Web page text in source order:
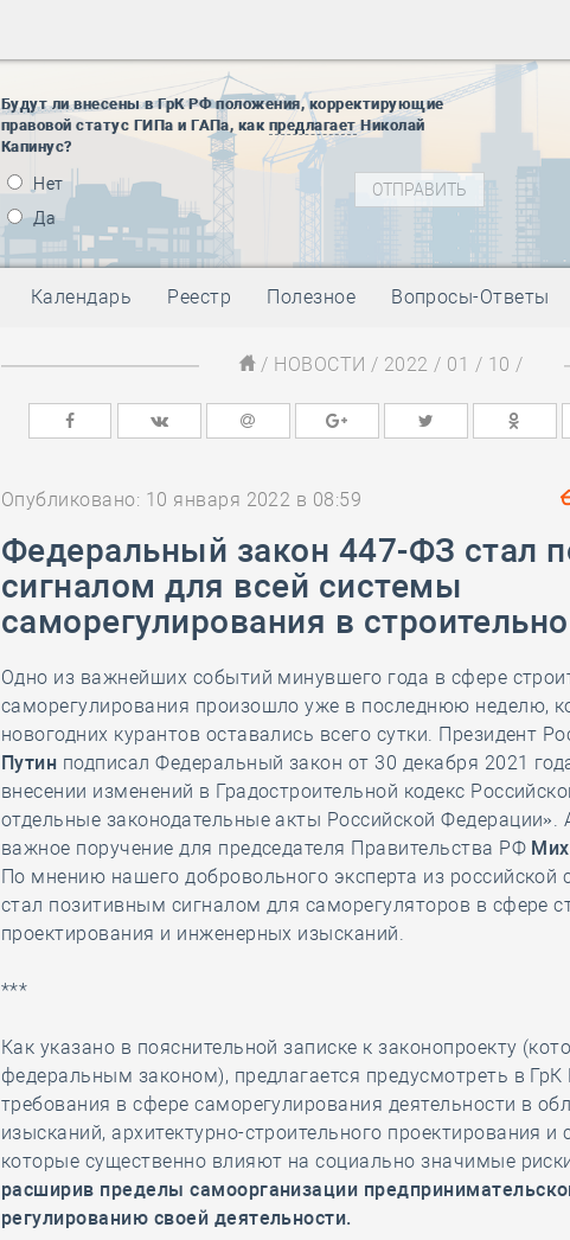
Будут ли внесены в ГрК РФ положения, корректирующие
правовой статус ГИПа и ГАПа, как предлагаетНиколай
Капинус?
Нет
Да
27
28
10
Календарь Реестр Полезное Вопросы-Ответы
/ НОВОСТИ / 2022 / 01 / 10 /
Опубликовано: 10 января 2022 в 08:59
Федеральный закон 447-ФЗ стал
сигналом для всей системы
саморегулирования в
Одно из важнейших событий минувшего года в сфере
саморегулирования произошло уже в последнюю неделю,
новогодних курантов оставались всего сутки. Президент
Путин подписал Федеральный закон от 30 декабря 2021
внесении изменений в Градостроительной кодекс
отдельные законодательные акты Российской Федерации».
важное поручение для председателя Правительства РФ
По мнению нашего добровольного эксперта из российской
стал позитивным сигналом для саморегуляторов в сфере
проектирования и инженерных изысканий.
***
Как указано в пояснительной записке к законопроекту
федеральным законом), предлагается предусмотреть в ГрК
требования в сфере саморегулирования деятельности в
изысканий, архитектурно-строительного проектирования и
которые существенно влияют на социально значимые
расширив пределы самоорганизации
регулированию своей деятельности.